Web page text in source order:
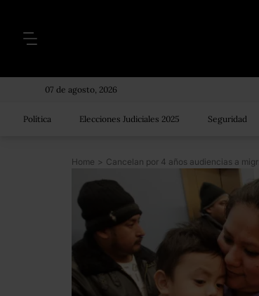
07 de agosto, 2026
Política Elecciones Judiciales 2025 Seguridad
Home >